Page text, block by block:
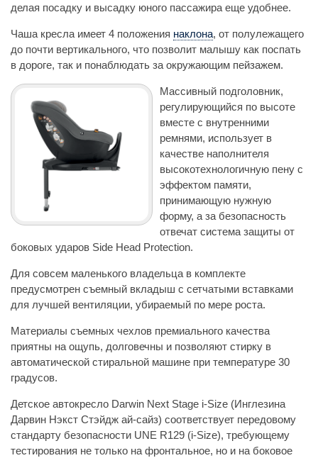
делая посадку и высадку юного пассажира еще удобнее.
Чаша кресла имеет 4 положения наклона, от полулежащего
до почти вертикального, что позволит малышу как поспать
в дороге, так и понаблюдать за окружающим пейзажем.
Массивный подголовник,
регулирующийся по высоте
вместе с внутренними
ремнями, использует в
качестве наполнителя
высокотехнологичную пену с
эффектом памяти,
принимающую нужную
форму, а за безопасность
отвечат система защиты от
боковых ударов Side Head Protection.
Для совсем маленького владельца в комплекте
предусмотрен съемный вкладыш с сетчатыми вставками
для лучшей вентиляции, убираемый по мере роста.
Материалы съемных чехлов премиального качества
приятны на ощупь, долговечны и позволяют стирку в
автоматической стиральной машине при температуре 30
градусов.
Детское автокресло Darwin Next Stage i-Size (Инглезина
Дарвин Нэкст Стэйдж ай-сайз) соответствует передовому
стандарту безопасности UNE R129 (i-Size), требующему
тестирования не только на фронтальное, но и на боковое